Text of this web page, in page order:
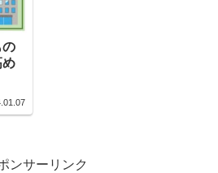
の
め
ンサーリンク